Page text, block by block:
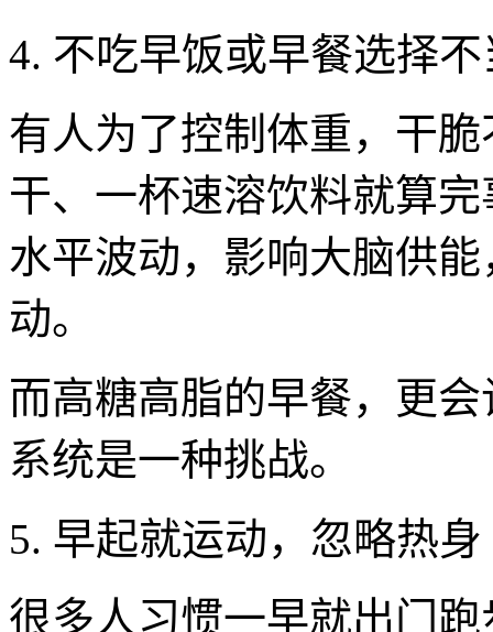
4. 不吃早饭或早餐选择不
有人为了控制体重，干
干、一杯速溶饮料就算
水平波动，影响大脑供
动。
而高糖高脂的早餐，更
系统是一种挑战。
5. 早起就运动，忽略热身
很多人习惯一早就出门